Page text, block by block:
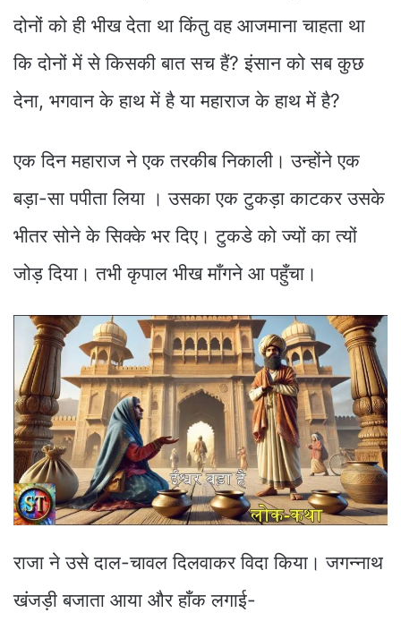
दोनों को ही भीख देता था किंतु वह आजमाना चाहता था
कि दोनों में से किसकी बात सच हैं? इंसान को सब कुछ
देना, भगवान के हाथ में है या महाराज के हाथ में है?
एक दिन महाराज ने एक तरकीब निकाली। उन्होंने एक
बड़ा-सा पपीता लिया । उसका एक टुकड़ा काटकर उसके
भीतर सोने के सिक्के भर दिए। टुकडे को ज्यों का त्यों
जोड़ दिया। तभी कृपाल भीख माँगने आ पहुँचा।
राजा ने उसे दाल-चावल दिलवाकर विदा किया। जगन्नाथ
खंजड़ी बजाता आया और हाँक लगाई-